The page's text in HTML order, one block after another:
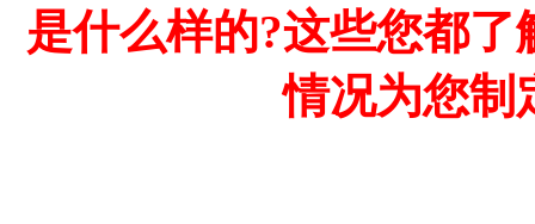
是什么样的?这些您都
情况为您制